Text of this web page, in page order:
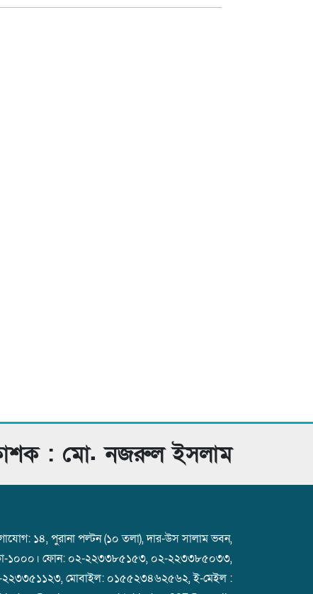
: মো. নজরুল ইসলাম
১৪, পুরানা পল্টন (১০ তলা), দার-উস সালাম ভবন,
১০০০। ফোন: ০২-২২৩৩৮৫১৫৩, ০২-২২৩৩৮৫০৩৩,
মোবাইল: ০১৫৫২৩৪৬২৫৬২, ই-মেইল :